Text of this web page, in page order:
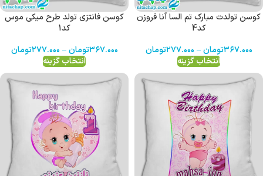
کوسن تولدت مبارک تم السا آنا فروزن
کد4
۳۶۷.۰۰۰تومان – ۲۷۷.۰۰۰تومان
انتخاب گزینه
کوسن فانتزی تولد طرح میکی موس
کد1
۳۶۷.۰۰۰تومان – ۲۷۷.۰۰۰تومان
انتخاب گزینه